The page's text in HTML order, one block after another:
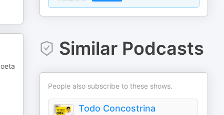
Similar Podcasts
People also subscribe to these shows.
Todo Concostrina